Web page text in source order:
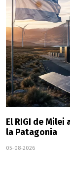
El RIGI de
la Patagonia
05-08-2026